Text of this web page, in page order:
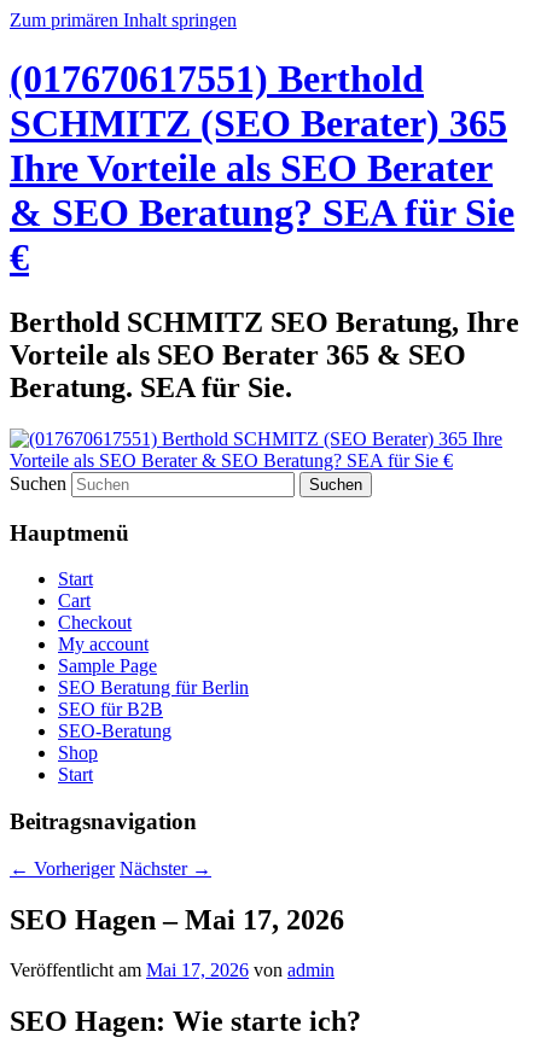
Zum primären Inhalt springen
(017670617551) Berthold
SCHMITZ (SEO Berater) 365
Ihre Vorteile als SEO Berater
& SEO Beratung? SEA für Sie
€
Berthold SCHMITZ SEO Beratung, Ihre
Vorteile als SEO Berater 365 & SEO
Beratung. SEA für Sie.
Suchen
Hauptmenü
Start
Cart
Checkout
My account
Sample Page
SEO Beratung für Berlin
SEO für B2B
SEO-Beratung
Shop
Start
Beitragsnavigation
← Vorheriger Nächster →
SEO Hagen – Mai 17, 2026
Veröffentlicht am Mai 17, 2026 von admin
SEO Hagen: Wie starte ich?